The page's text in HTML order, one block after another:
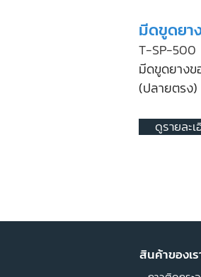
มีดขูดยา
T-SP-500
มีดขูดยางข
(ปลายตรง)
ดูรายละ
สินค้าของเร